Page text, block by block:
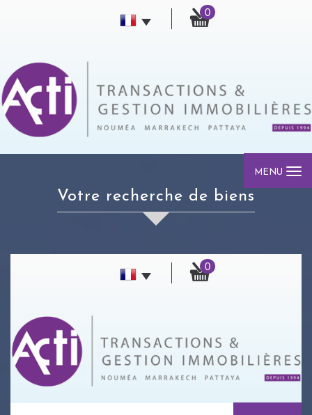
0
MENU
votre recherche de biens
0